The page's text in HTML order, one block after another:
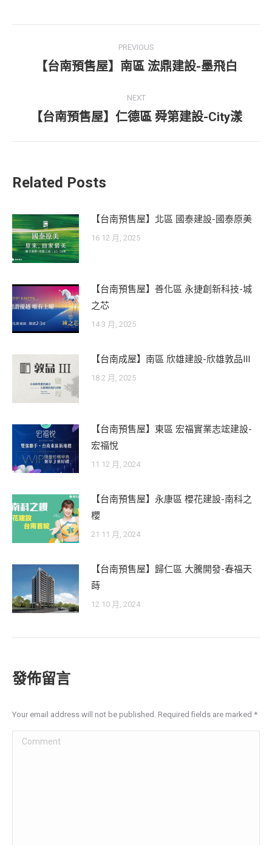
navigation
PREVIOUS
Previous
【台南預售屋】南區 浤鼎建設-墨飛白
NEXT
Next
【台南預售屋】仁德區 舜第建設-City漾
Related Posts
【台南預售屋】北區 國泰建設-國泰原美
16 12 月, 2025
【台南預售屋】善化區 永捷創新科技-城
之芯
14 3 月, 2025
【台南成屋】南區 欣雄建設-欣雄敦品III
18 2 月, 2025
【台南預售屋】東區 宏福實業志竤建設-
宏福悅
11 12 月, 2024
【台南預售屋】永康區 櫻花建設-南科之
櫻
21 11 月, 2024
【台南預售屋】歸仁區 大騰開發-春福天
蒔
12 10 月, 2024
發佈留言
Your email address will not be published. Required fields are marked *
Comment